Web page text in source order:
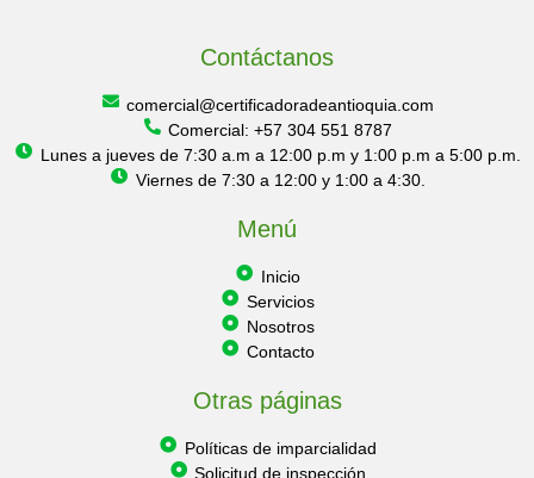
Contáctanos
comercial@certificadoradeantioquia.com
Comercial: +57 304 551 8787
Lunes a jueves de 7:30 a.m a 12:00 p.m y 1:00 p.m a 5:00 p.m.
Viernes de 7:30 a 12:00 y 1:00 a 4:30.
Menú
Inicio
Servicios
Nosotros
Contacto
Otras páginas
Políticas de imparcialidad
Solicitud de inspección